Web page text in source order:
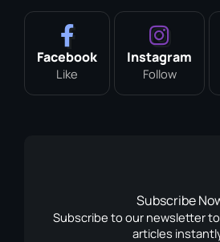
Facebook
Like
Instagram
Follow
Subscribe
Subscribe to our newsletter
articles